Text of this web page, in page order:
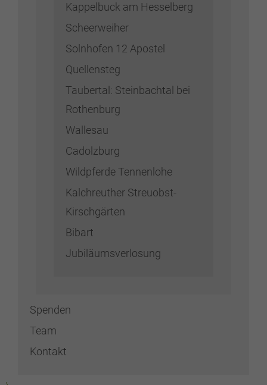
Kappelbuck am Hesselberg
Scheerweiher
Solnhofen 12 Apostel
Quellensteg
Taubertal: Steinbachtal bei
Rothenburg
Wallesau
Cadolzburg
Wildpferde Tennenlohe
Kalchreuther Streuobst-
Kirschgärten
Bibart
Jubiläumsverlosung
Spenden
Team
Kontakt